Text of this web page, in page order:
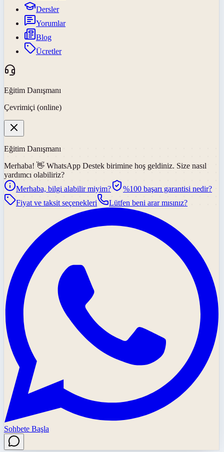
Dersler
Yorumlar
Blog
Ücretler
Eğitim Danışmanı
Çevrimiçi (online)
Eğitim Danışmanı
Merhaba! 👋 WhatsApp Destek birimine hoş geldiniz. Size nasıl
yardımcı olabiliriz?
Merhaba, bilgi alabilir miyim?
%100 başarı garantisi nedir?
Fiyat ve taksit seçenekleri
Lütfen beni arar mısınız?
Sohbete Başla